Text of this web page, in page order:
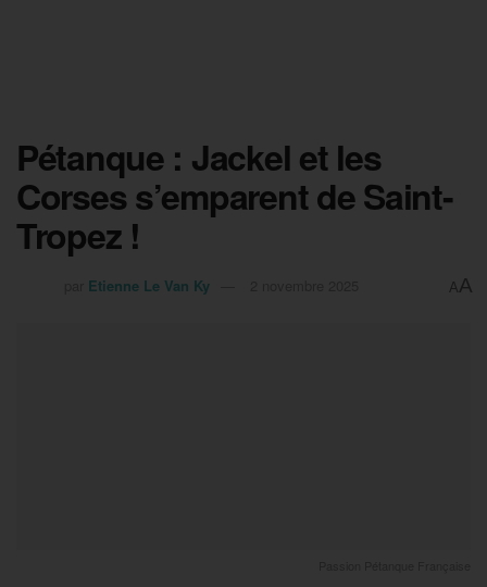
Pétanque : Jackel et les
Corses s’emparent de Saint-
Tropez !
Etienne Le Van Ky AA